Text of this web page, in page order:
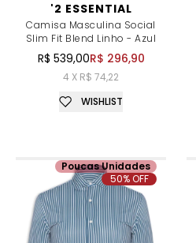
'2 ESSENTIAL
Camisa Masculina Social
Slim Fit Blend Linho - Azul
R$ 539,00R$ 296,90
4 X R$ 74,22
WISHLIST
Poucas Unidades
50% OFF